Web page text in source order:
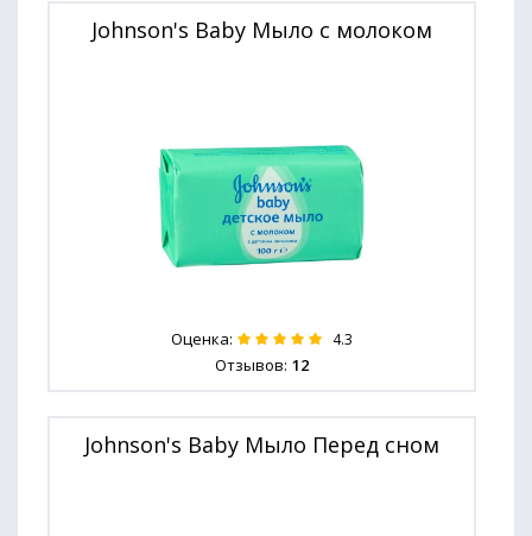
Johnson's Baby Мыло с молоком
Оценка: 4.3
Отзывов: 12
Johnson's Baby Мыло Перед сном